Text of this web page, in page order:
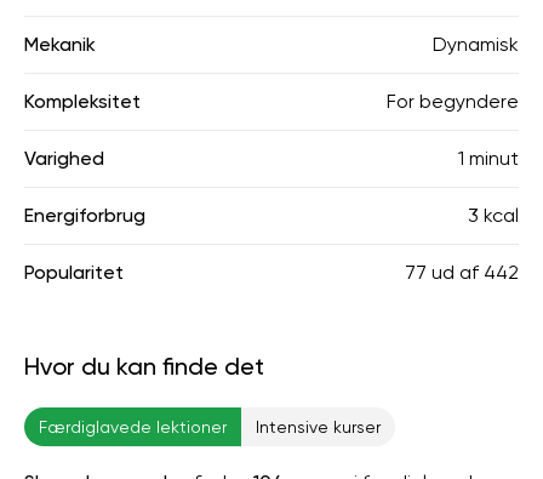
Mekanik Dynamisk
Kompleksitet For begyndere
Varighed 1 minut
Energiforbrug 3 kcal
Popularitet 77 ud af 442
Hvor du kan finde det
Færdiglavede lektioner Intensive kurser